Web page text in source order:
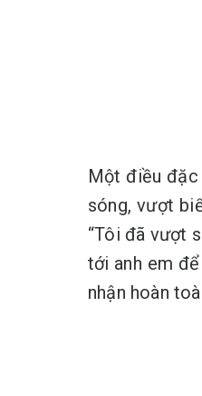
Một điều đặc
sóng, vượt
“Tôi đã vượt
tới anh em
nhận hoàn